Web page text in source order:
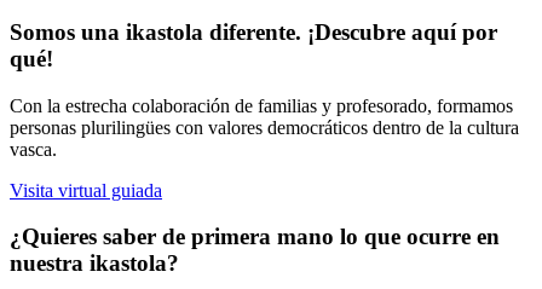
Somos una ikastola diferente. ¡Descubre aquí por
qué!
Con la estrecha colaboración de familias y profesorado, formamos
personas plurilingües con valores democráticos dentro de la cultura
vasca.
Visita virtual guiada
¿Quieres saber de primera mano lo que ocurre en
nuestra ikastola?